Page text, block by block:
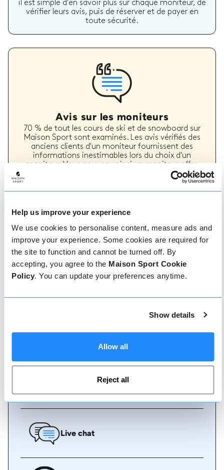
Help us improve your experience
We use cookies to personalise content, measure ads and
improve your experience. Some cookies are required for
the site to function and cannot be turned off. By
accepting, you agree to the Maison Sport Cookie
Policy. You can update your preferences anytime.
Show details
Allow all
Reject all
il est simple d'en savoir plus sur chaque moniteur, de
vérifier leurs avis, puis de réserver et de payer en
toute sécurité.
Avis sur les moniteurs
70 % de tout les cours de ski et de snowboard sur
Maison Sport sont examinés. Les avis vérifiés des
anciens clients d'un moniteur fournissent des
informations inestimables lors du choix d'un
moniteur. Vous pouvez voir si un moniteur offre
régulièrement un service de haute qualité et les
types de cours de ski ou de snowboard qu'il a
précédemment dispensés.
Comment réserver
Réserver avec nous ne pourrait pas être plus
simple, notre équipe amicale et experte est
toujours prête à vous aider - réservez
si vous avez besoin d'aide.
Réserver en ligne
Appelez-nous
Live chat